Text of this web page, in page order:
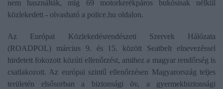
nem használták, míg 69 motorkerékpáros bukósisak nélkül
közlekedett - olvasható a police.hu oldalon.
Az Európai Közlekedésrendészeti Szervek Hálózata
(ROADPOL) március 9. és 15. között Seatbelt elnevezéssel
hirdetett fokozott közúti ellenőrzést, amihez a magyar rendőrség is
csatlakozott. Az európai szintű ellenőrzésen Magyarország teljes
területén elsősorban a biztonsági öv, a gyermekbiztonsági